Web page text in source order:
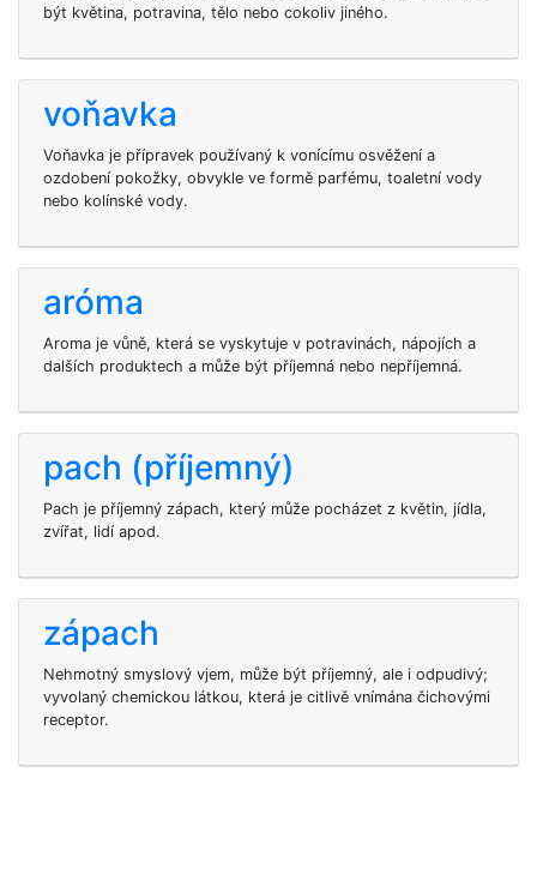
být květina, potravina, tělo nebo cokoliv jiného.
voňavka
Voňavka je přípravek používaný k vonícímu osvěžení a
ozdobení pokožky, obvykle ve formě parfému, toaletní vody
nebo kolínské vody.
aróma
Aroma je vůně, která se vyskytuje v potravinách, nápojích a
dalších produktech a může být příjemná nebo nepříjemná.
pach (příjemný)
Pach je příjemný zápach, který může pocházet z květin, jídla,
zvířat, lidí apod.
zápach
Nehmotný smyslový vjem, může být příjemný, ale i odpudivý;
vyvolaný chemickou látkou, která je citlivě vnímána čichovými
receptor.